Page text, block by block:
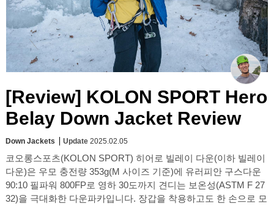
[Review] KOLON SPORT Hero
Belay Down Jacket Review
Down Jackets Update 2025.02.05
코오롱스포츠(KOLON SPORT) 히어로 빌레이 다운(이하 빌레이
다운)은 우모 충전량 353g(M 사이즈 기준)에 유러피안 구스다운
90:10 필파워 800FP로 영하 30도까지 견디는 보온성(ASTM F 27
32)을 극대화한 다운파카입니다. 장갑을 착용하고도 한 손으로 모